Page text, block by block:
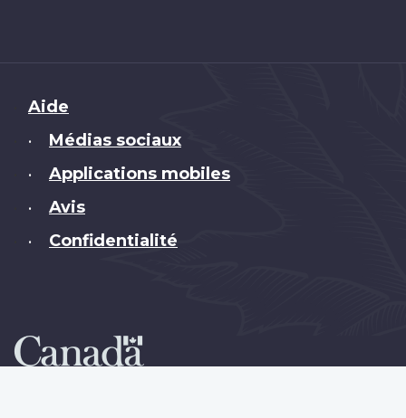
Brand
Aide
• Médias sociaux
• Applications mobiles
• Avis
• Confidentialité